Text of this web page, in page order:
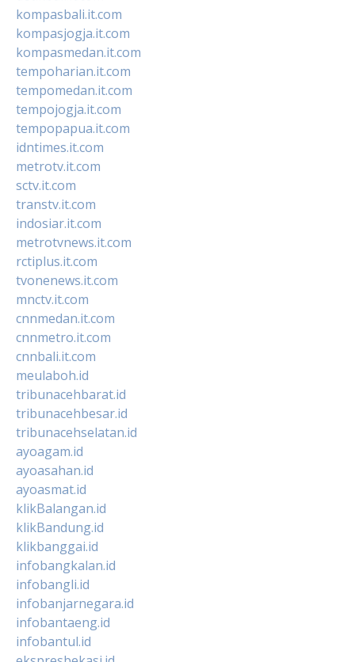
kompasbali.it.com
kompasjogja.it.com
kompasmedan.it.com
tempoharian.it.com
tempomedan.it.com
tempojogja.it.com
tempopapua.it.com
idntimes.it.com
metrotv.it.com
sctv.it.com
transtv.it.com
indosiar.it.com
metrotvnews.it.com
rctiplus.it.com
tvonenews.it.com
mnctv.it.com
cnnmedan.it.com
cnnmetro.it.com
cnnbali.it.com
meulaboh.id
tribunacehbarat.id
tribunacehbesar.id
tribunacehselatan.id
ayoagam.id
ayoasahan.id
ayoasmat.id
klikBalangan.id
klikBandung.id
klikbanggai.id
infobangkalan.id
infobangli.id
infobanjarnegara.id
infobantaeng.id
infobantul.id